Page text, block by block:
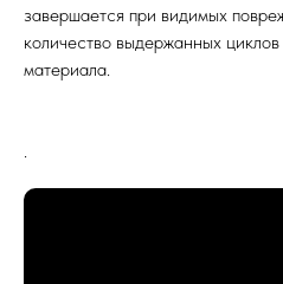
завершается при видимых
количество выдержанных
материала.